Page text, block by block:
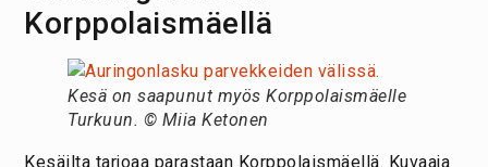
Korppolaismäellä
Kesä on saapunut myös Korppolaismäelle
Turkuun. © Miia Ketonen
Kesäilta tarjoaa parastaan Korppolaismäellä. Kuvaaja